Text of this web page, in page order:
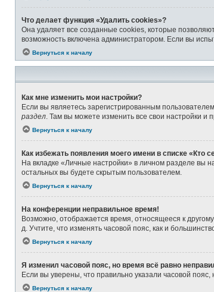
Что делает функция «Удалить cookies»?
Она удаляет все созданные cookies, которые
возможность включена администратором. Если вы
Вернуться к началу
Как мне изменить мои настройки?
Если вы являетесь зарегистрированным
раздел . Там вы можете изменить все свои настройки и
Вернуться к началу
Как избежать появления моего имени в списке «Кто
На вкладке «Личные настройки» в личном разделе вы
остальных вы будете скрытым пользователем.
Вернуться к началу
На конференции неправильное время!
Возможно, отображается время, относящееся к
д. Учтите, что изменять часовой пояс, как и
Вернуться к началу
Я изменил часовой пояс, но время всё равно
Если вы уверены, что правильно указали часовой
Вернуться к началу